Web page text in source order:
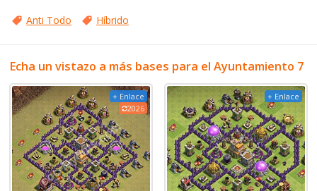
Anti Todo Híbrido
Echa un vistazo a más bases para el Ayuntamiento 7
+ Enlace
2026
+ Enlace